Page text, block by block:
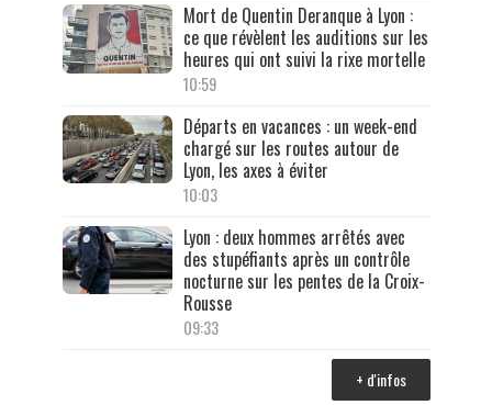
Mort de Quentin Deranque à Lyon :
ce que révèlent les auditions sur les
heures qui ont suivi la rixe mortelle
10:59
Départs en vacances : un week-end
chargé sur les routes autour de
Lyon, les axes à éviter
10:03
Lyon : deux hommes arrêtés avec
des stupéfiants après un contrôle
nocturne sur les pentes de la Croix-
Rousse
09:33
+ d'infos